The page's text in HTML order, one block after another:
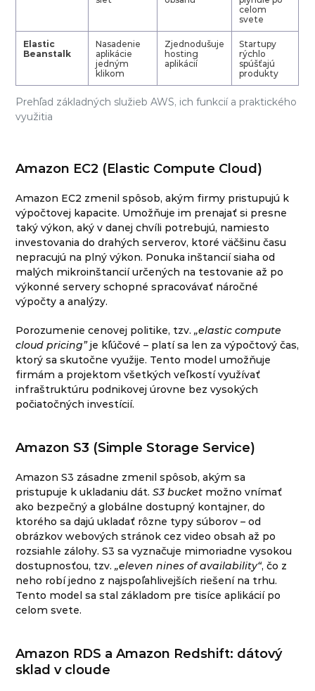
Prehľad základných služieb AWS, ich funkcií a praktického
využitia
celom
svete
Elastic
Beanstalk
Nasadenie
aplikácie
jedným
klikom
Zjednodušuje
hosting
aplikácií
Startupy
rýchlo
spúšťajú
produkty
Amazon EC2 (Elastic Compute Cloud)
Amazon EC2 zmenil spôsob, akým firmy pristupujú k
výpočtovej kapacite. Umožňuje im prenajať si presne
taký výkon, aký v danej chvíli potrebujú, namiesto
investovania do drahých serverov, ktoré väčšinu času
nepracujú na plný výkon. Ponuka inštancií siaha od
malých mikroinštancií určených na testovanie až po
výkonné servery schopné spracovávať náročné
výpočty a analýzy.
Porozumenie cenovej politike, tzv.„elastic compute
cloud pricing”je kľúčové – platí sa len za výpočtový čas,
ktorý sa skutočne využije. Tento model umožňuje
firmám a projektom všetkých veľkostí využívať
infraštruktúru podnikovej úrovne bez vysokých
počiatočných investícií.
Amazon S3 (Simple Storage Service)
Amazon S3 zásadne zmenil spôsob, akým sa
pristupuje k ukladaniu dát.S3 bucket možno vnímať
ako bezpečný a globálne dostupný kontajner, do
ktorého sa dajú ukladať rôzne typy súborov – od
obrázkov webových stránok cez video obsah až po
rozsiahle zálohy. S3 sa vyznačuje mimoriadne vysokou
dostupnosťou, tzv.„eleven nines of availability“, čo z
neho robí jedno z najspoľahlivejších riešení na trhu.
Tento model sa stal základom pre tisíce aplikácií po
celom svete.
Amazon RDS a Amazon Redshift: dátový
sklad v cloude